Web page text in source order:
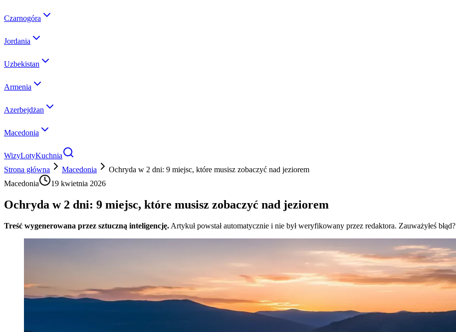
Czarnogóra
Jordania
Uzbekistan
Armenia
Azerbejdżan
Macedonia
WizyLotyKuchnia
Strona główna
Macedonia
Ochryda w 2 dni: 9 miejsc, które musisz zobaczyć nad jeziorem
Macedonia
19 kwietnia 2026
Ochryda w 2 dni: 9 miejsc, które musisz zobaczyć nad jeziorem
Treść wygenerowana przez sztuczną inteligencję. Artykuł powstał automatycznie i nie był weryfikowany przez redaktora. Zauważyłeś błąd?